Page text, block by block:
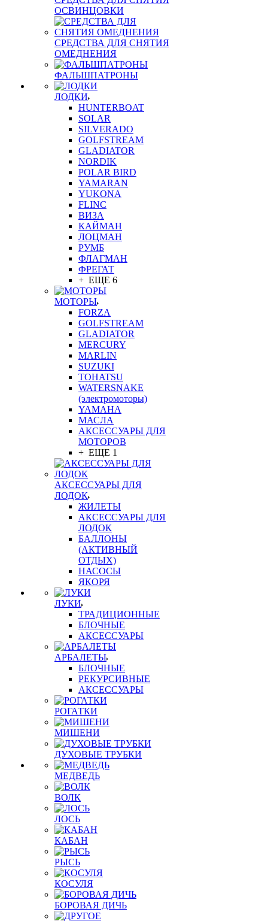
ОСВИНЦОВКИ
СРЕДСТВА ДЛЯ СНЯТИЯ
ОМЕДНЕНИЯ
ФАЛЬШПАТРОНЫ
ЛОДКИ
HUNTERBOAT
SOLAR
SILVERADO
GOLFSTREAM
GLADIATOR
NORDIK
POLAR BIRD
YAMARAN
YUKONA
FLINC
ВИЗА
КАЙМАН
ЛОЦМАН
РУМБ
ФЛАГМАН
ФРЕГАТ
+ ЕЩЕ 6
МОТОРЫ
FORZA
GOLFSTREAM
GLADIATOR
MERCURY
MARLIN
SUZUKI
TOHATSU
WATERSNAKE
(электромоторы)
YAMAHA
МАСЛА
АКСЕССУАРЫ ДЛЯ
МОТОРОВ
+ ЕЩЕ 1
АКСЕССУАРЫ ДЛЯ
ЛОДОК
ЖИЛЕТЫ
АКСЕССУАРЫ ДЛЯ
ЛОДОК
БАЛЛОНЫ
(АКТИВНЫЙ
ОТДЫХ)
НАСОСЫ
ЯКОРЯ
ЛУКИ
ТРАДИЦИОННЫЕ
БЛОЧНЫЕ
АКСЕССУАРЫ
АРБАЛЕТЫ
БЛОЧНЫЕ
РЕКУРСИВНЫЕ
АКСЕССУАРЫ
РОГАТКИ
МИШЕНИ
ДУХОВЫЕ ТРУБКИ
МЕДВЕДЬ
ВОЛК
ЛОСЬ
КАБАН
РЫСЬ
КОСУЛЯ
БОРОВАЯ ДИЧЬ